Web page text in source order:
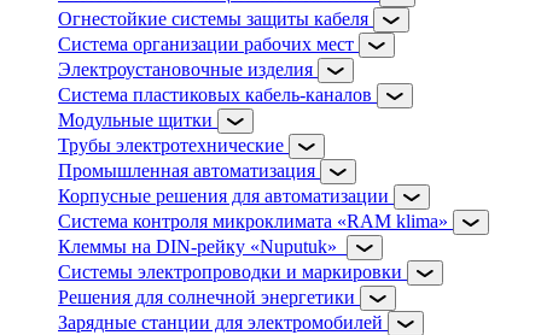
Огнестойкие системы защиты кабеля
Система организации рабочих мест
Электроустановочные изделия
Система пластиковых кабель-каналов
Модульные щитки
Трубы электротехнические
Промышленная автоматизация
Корпусные решения для автоматизации
Система контроля микроклимата «RAM klima»
Клеммы на DIN-рейку «Nuputuk»
Системы электропроводки и маркировки
Решения для солнечной энергетики
Зарядные станции для электромобилей